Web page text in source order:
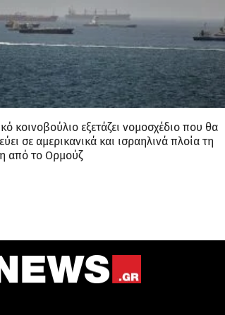
κοινοβούλιο εξετάζει νομοσχέδιο που θα
σε αμερικανικά και ισραηλινά πλοία τη
από το Ορμούζ